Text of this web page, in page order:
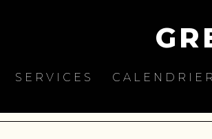
SERVICES CALENDRIER